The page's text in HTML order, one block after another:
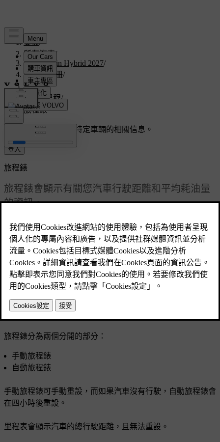
支援/
所有汽車/
V60 Plug-in Hybrid 2027/
使用者手冊/
駕駛/
續航里程/
旅程錶
客製化支援 獲取與您特定車輛的相關信息。
登入
已更新 2025/04/16
旅程錶
旅程錶會顯示有關您汽車行駛距離和平均耗油量
的資訊。
您的汽車具有旅程錶和里程表。 旅程錶可以顯示有關汽車行
駛距離和時間的資訊，以及您的平均耗油量和行駛速度。
旅程錶分為兩個分開的部分：
手動旅程錶
自動旅程錶
手動旅程錶可手動重設，而如果汽車沒有行駛，自動旅程錶會
在四小時後重設。
里程表會顯示汽車的總行駛距離，且無法重設。